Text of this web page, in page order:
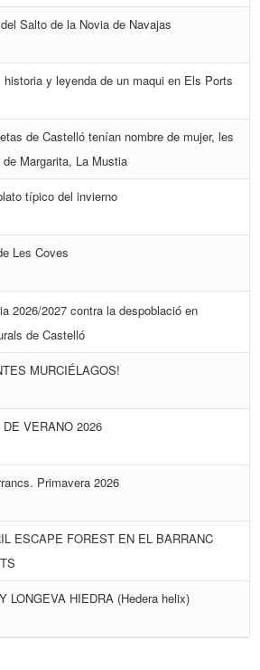
Salto de la Novia de Navajas
historia y leyenda de un maqui en Els Ports
de Castelló tenían nombre de mujer, les
Margarita, La Mustia
típico del invierno
Les Coves
2026/2027 contra la despoblació en
de Castelló
MURCIÉLAGOS!
DE VERANO 2026
Primavera 2026
ESCAPE FOREST EN EL BARRANC
LONGEVA HIEDRA (Hedera helix)